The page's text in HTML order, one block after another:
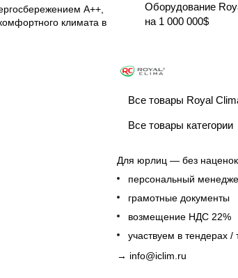
A++,
климата в
Оборудование
на 1 000 000$
Все товары Royal
Все товары категории
Для юрлиц — без наценок
персональный
грамотные документы
возмещение НДС 22%
участвуем в тендерах /
→ info@iclim.ru